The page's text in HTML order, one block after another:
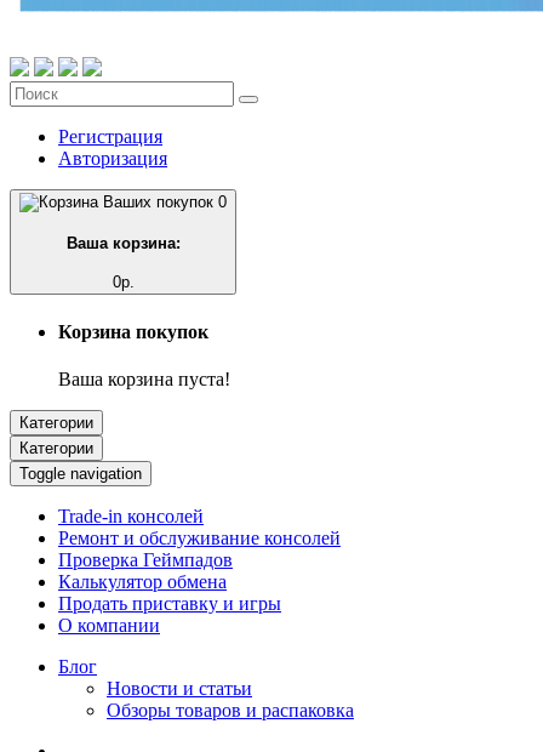
Регистрация
Авторизация
0
Ваша корзина:
0р.
Корзина покупок
Ваша корзина пуста!
Категории
Категории
Toggle navigation
Trade-in консолей
Ремонт и обслуживание консолей
Проверка Геймпадов
Калькулятор обмена
Продать приставку и игры
О компании
Блог
Новости и статьи
Обзоры товаров и распаковка